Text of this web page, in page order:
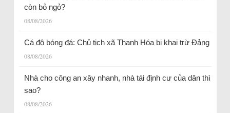
còn bỏ ngỏ?
08/08/2026
Cá độ bóng đá: Chủ tịch xã Thanh Hóa bị khai trừ Đảng
08/08/2026
Nhà cho công an xây nhanh, nhà tái định cư của dân thì
sao?
08/08/2026